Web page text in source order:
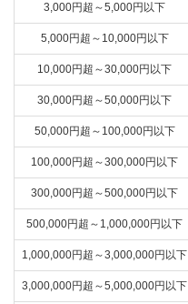
3,000円超～5,000円以下
5,000円超～10,000円以下
10,000円超～30,000円以下
30,000円超～50,000円以下
50,000円超～100,000円以下
100,000円超～300,000円以下
300,000円超～500,000円以下
500,000円超～1,000,000円以下
1,000,000円超～3,000,000円以下
3,000,000円超～5,000,000円以下